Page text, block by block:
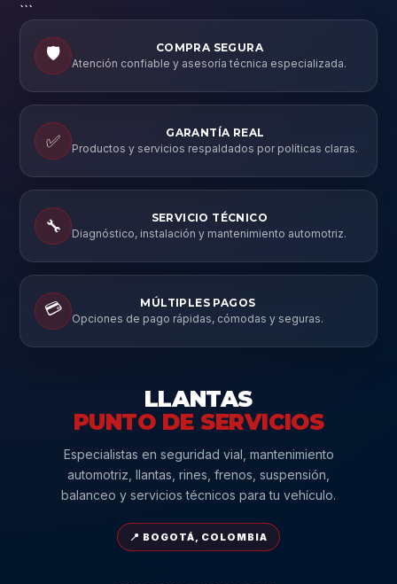
```
🛡️
COMPRA SEGURA
Atención confiable y asesoría técnica especializada.
✅
GARANTÍA REAL
Productos y servicios respaldados por políticas claras.
🔧
SERVICIO TÉCNICO
Diagnóstico, instalación y mantenimiento automotriz.
💳
MÚLTIPLES PAGOS
Opciones de pago rápidas, cómodas y seguras.
LLANTAS
PUNTO DE SERVICIOS
Especialistas en seguridad vial, mantenimiento
automotriz, llantas, rines, frenos, suspensión,
balanceo y servicios técnicos para tu vehículo.
📍 BOGOTÁ, COLOMBIA